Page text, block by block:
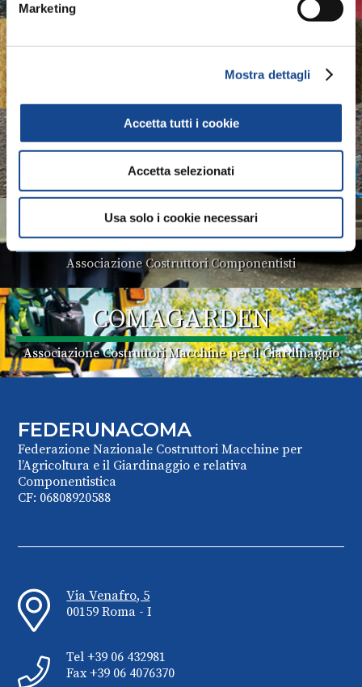
Marketing
Mostra dettagli
Accetta tutti i cookie
Accetta selezionati
Usa solo i cookie necessari
ASSOMASE
Associazione Costruttori Macchine Semoventi
ASSOTRATTORI
Associazione Costruttori Trattori
COMACOMP
Associazione Costruttori Componentisti
COMAGARDEN
Associazione Costruttori Macchine per il Giardinaggio
FEDERUNACOMA
Federazione Nazionale Costruttori Macchine per
l’Agricoltura e il Giardinaggio e relativa
Componentistica
CF: 06808920588
Via Venafro, 5
00159 Roma - I
Tel +39 06 432981
Fax +39 06 4076370